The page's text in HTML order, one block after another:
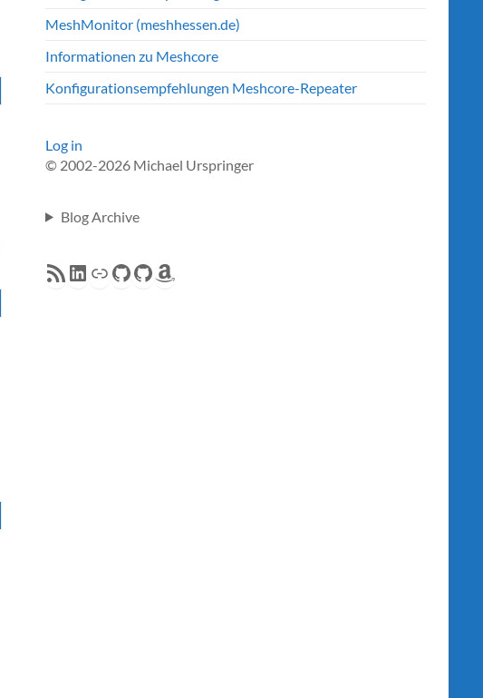
MeshMonitor (meshhessen.de)
Informationen zu Meshcore
Konfigurationsempfehlungen Meshcore-Repeater
Log in
© 2002-2026 Michael Urspringer
Blog Archive
RSS FeedLinkedIn
LinkGitHub
GitHub
Amazon